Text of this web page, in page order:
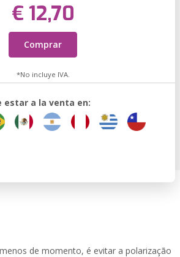
€ 12,70
Comprar
*No incluye IVA.
estar a la venta en:
de momento, é evitar a polarização